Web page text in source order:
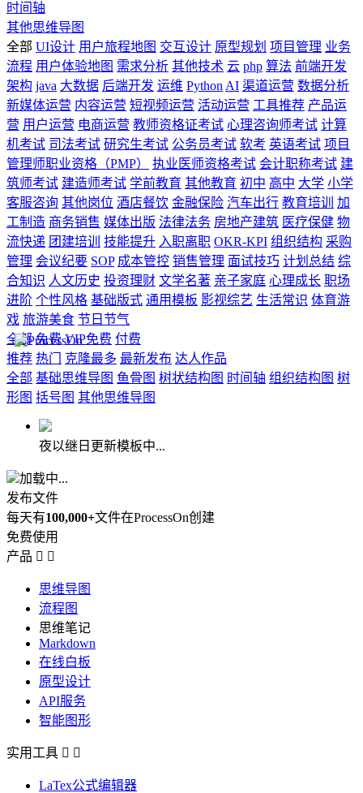
时间轴
其他思维导图
全部 UI设计 用户旅程地图 交互设计 原型规划 项目管理 业务
流程 用户体验地图 需求分析 其他技术 云 php 算法 前端开发
架构 java 大数据 后端开发 运维 Python AI 渠道运营 数据分析
新媒体运营 内容运营 短视频运营 活动运营 工具推荐 产品运
营 用户运营 电商运营 教师资格证考试 心理咨询师考试 计算
机考试 司法考试 研究生考试 公务员考试 软考 英语考试 项目
管理师职业资格（PMP）
执业医师资格考试 会计职称考试 建
筑师考试 建造师考试 学前教育 其他教育 初中 高中 大学 小学
客服咨询 其他岗位 酒店餐饮 金融保险 汽车出行 教育培训
加
工制造 商务销售 媒体出版 法律法务 房地产建筑 医疗保健 物
流快递 团建培训 技能提升 入职离职 OKR-KPI 组织结构 采购
管理 会议纪要 SOP 成本管控 销售管理 面试技巧 计划总结 综
合知识 人文历史 投资理财 文学名著 亲子家庭 心理成长 职场
进阶 个性风格 基础版式 通用模板 影视综艺 生活常识 体育游
戏 旅游美食 节日节气
全部 免费 VIP免费 付费
推荐 热门 克隆最多 最新发布 达人作品
全部 基础思维导图 鱼骨图 树状结构图 时间轴 组织结构图 树
形图 括号图 其他思维导图
夜以继日更新模板中...
加载中...
发布文件
每天有100,000+文件在ProcessOn创建
免费使用
产品  
思维导图
流程图
思维笔记
Markdown
在线白板
原型设计
API服务
智能图形
实用工具  
LaTex公式编辑器